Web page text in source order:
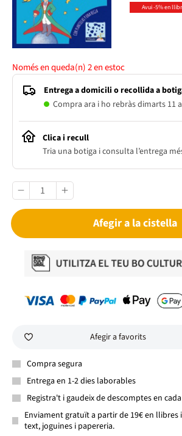
Avui -5% en
Només en queda(n)2en estoc
Entrega a domicili o recollida a
Compra ara i ho rebràs dimarts 11
Clica i recull
Tria una botiga i consulta l’entrega
Afegir a la cistella
Afegir a favorits
Compra segura
Entrega en 1-2 dies laborables
Registra't i gaudeix de descomptes en
Enviament gratuït a partir de 19€ en llibres
text, joguines i papereria.